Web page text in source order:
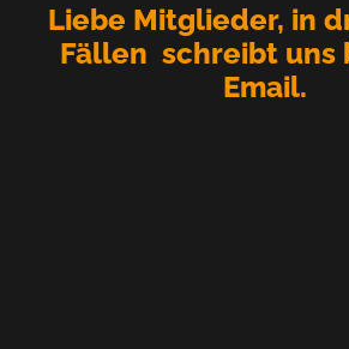
Liebe Mitglieder, in
Fällen schreibt uns
Email.